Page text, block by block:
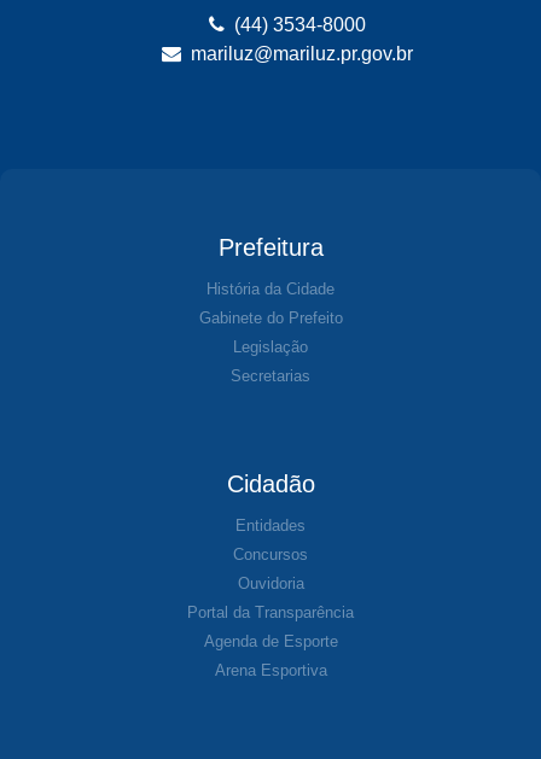
(44) 3534-8000
mariluz@mariluz.pr.gov.br
Prefeitura
História da Cidade
Gabinete do Prefeito
Legislação
Secretarias
Cidadão
Entidades
Concursos
Ouvidoria
Portal da Transparência
Agenda de Esporte
Arena Esportiva